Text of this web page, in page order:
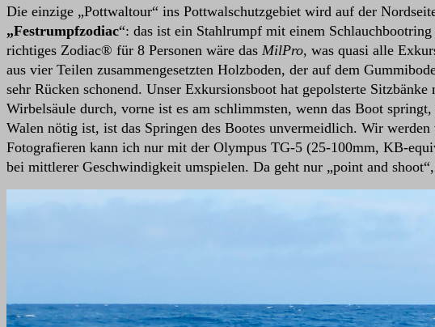
Die einzige „Pottwaltour“ ins Pottwalschutzgebiet wird auf der
„Festrumpfzodiac“: das ist ein Stahlrumpf mit einem
richtiges Zodiac® für 8 Personen wäre das MilPro, was quasi alle
aus vier Teilen zusammengesetzten Holzboden, der auf dem
sehr Rücken schonend. Unser Exkursionsboot hat gepolsterte
Wirbelsäule durch, vorne ist es am schlimmsten, wenn das Boot
Walen nötig ist, ist das Springen des Bootes unvermeidlich. Wir
Fotografieren kann ich nur mit der Olympus TG-5 (25-100mm, KB-
bei mittlerer Geschwindigkeit umspielen. Da geht nur „point and